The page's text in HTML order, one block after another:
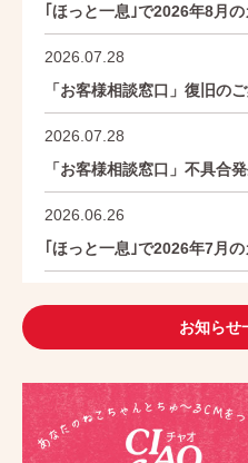
｢ほっと一息｣で2026年8月
2026.07.28
「お客様相談窓口」復旧の
2026.07.28
「お客様相談窓口」不具合
2026.06.26
｢ほっと一息｣で2026年7月
お知らせ